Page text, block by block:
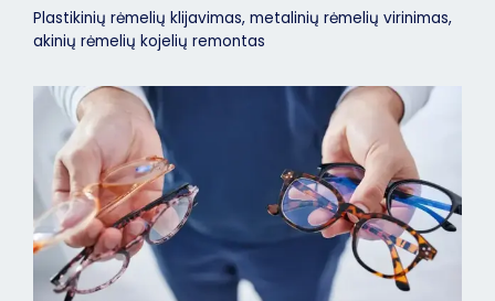
Plastikinių rėmelių klijavimas, metalinių rėmelių virinimas,
akinių rėmelių kojelių remontas